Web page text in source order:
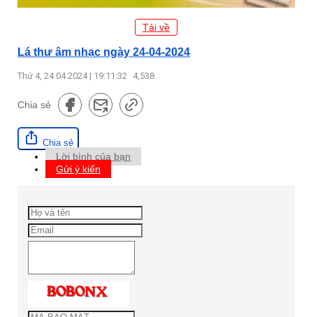
Tải về
Lá thư âm nhạc ngày 24-04-2024
Thứ 4, 24.04.2024 | 19:11:32 4,538
Chia sẻ
Chia sẻ
Lời bình của bạn
Gửi ý kiến